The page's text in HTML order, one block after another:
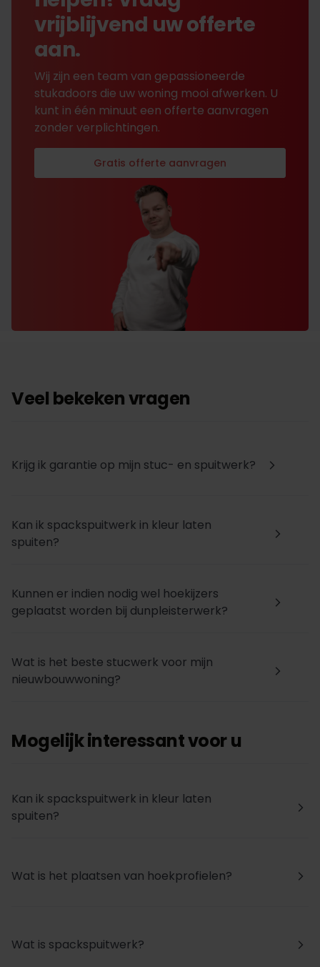
vrijblijvend uw offerte
aan.
Wij zijn een team van gepassioneerde
stukadoors die uw woning mooi afwerken. U
kunt in één minuut een offerte aanvragen
zonder verplichtingen.
Gratis offerte aanvragen
Veel bekeken vragen
Mogelijk interessant voor u
Krijg ik garantie op mijn stuc- en spuitwerk? arrow_forward_ios
Kan ik spackspuitwerk in kleur laten
spuiten?
arrow_forward_ios
Kunnen er indien nodig wel hoekijzers
geplaatst worden bij dunpleisterwerk?
arrow_forward_ios
Wat is het beste stucwerk voor mijn
nieuwbouwwoning?
arrow_forward_ios
Kan ik spackspuitwerk in kleur laten
spuiten?
arrow_forward_ios
Wat is het plaatsen van hoekprofielen? arrow_forward_ios
Wat is spackspuitwerk? arrow_forward_ios